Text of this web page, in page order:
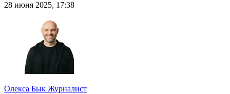
28 июня 2025, 17:38
Олекса Бык Журналист